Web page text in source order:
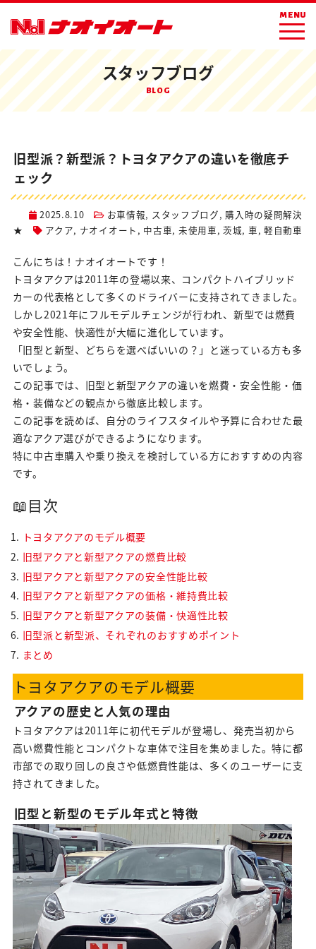
MENU
旧型派？新型派？トヨタアクアの違いを徹底チェック
スタッフブログ
BLOG
旧型派？新型派？トヨタアクアの違いを徹底チ
ェック
2025.8.10 お車情報, スタッフブログ, 購入時の疑問解決
★
アクア, ナオイオート , 中古車, 未使用車,茨城, 車, 軽自動車
こんにちは！ナオイオートです！
トヨタアクアは2011年の登場以来、コンパクトハイブリッド
カーの代表格として多くのドライバーに支持されてきました。
しかし2021年にフルモデルチェンジが行われ、新型では燃費
や安全性能、快適性が大幅に進化しています。
「旧型と新型、どちらを選べばいいの？」と迷っている方も多
いでしょう。
この記事では、旧型と新型アクアの違いを燃費・安全性能・価
格・装備などの観点から徹底比較します。
この記事を読めば、自分のライフスタイルや予算に合わせた最
適なアクア選びができるようになります。
特に中古車購入や乗り換えを検討している方におすすめの内容
です。
📖目次
トヨタアクアのモデル概要
旧型アクアと新型アクアの燃費比較
旧型アクアと新型アクアの安全性能比較
旧型アクアと新型アクアの価格・維持費比較
旧型アクアと新型アクアの装備・快適性比較
旧型派と新型派、それぞれのおすすめポイント
まとめ
トヨタアクアのモデル概要
アクアの歴史と人気の理由
トヨタアクアは2011年に初代モデルが登場し、発売当初から
高い燃費性能とコンパクトな車体で注目を集めました。特に都
市部での取り回しの良さや低燃費性能は、多くのユーザーに支
持されてきました。
旧型と新型のモデル年式と特徴